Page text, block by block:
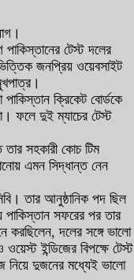
টেস্ট দলের
জনপ্রিয় ওয়েবসাইট
ক্রিকেট বোর্ডকে
ফলে দুই ম্যাচের টেস্ট
তার সহকারী কোচ টিম
এমন সিদ্ধান্ত নেন
তার আনুষ্ঠানিক পদ ছিল
পাকিস্তান সফরের পর তার
করছিলেন, দলের সঙ্গে ভালো
ইন্ডিজের বিপক্ষে টেস্ট
নিয়ে দুজনের মধ্যেই ভালো